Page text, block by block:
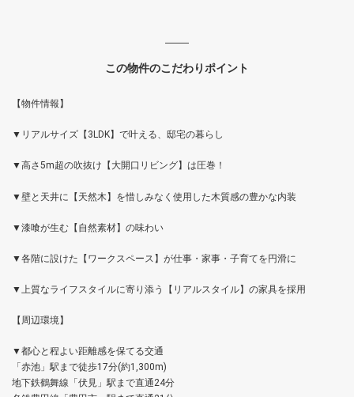
この物件のこだわりポイント
【物件情報】
▼リアルサイズ【3LDK】で叶える、邸宅の暮らし
▼高さ5m超の吹抜け【大開口リビング】は圧巻！
▼壁と天井に【天然木】を惜しみなく使用した木質感の豊かな内装
▼漆喰が生む【自然素材】の味わい
▼各階に設けた【ワークスペース】が仕事・家事・子育てを円滑に
▼上質なライフスタイルに寄り添う【リアルスタイル】の家具を採用
【周辺環境】
▼都心と程よい距離感を保てる交通
「赤池」駅まで徒歩17分(約1,300m)
地下鉄鶴舞線「伏見」駅まで直通24分